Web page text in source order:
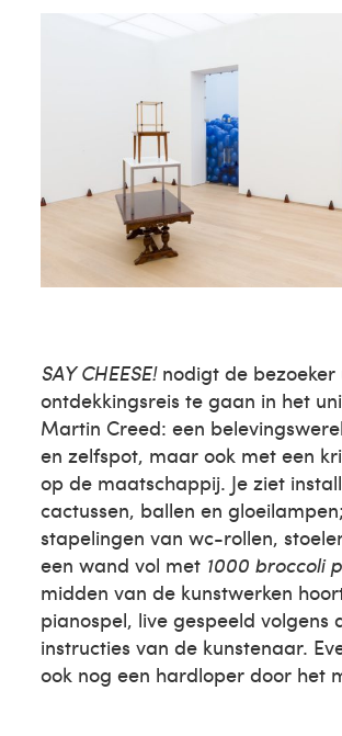
SAY CHEESE!nodigt de bezoeker
ontdekkingsreis te gaan in het
Martin Creed: een
en zelfspot, maar ook met een
op de maatschappij. Je ziet
cactussen, ballen en gloeilampen;
stapelingen van wc-rollen,
een wand vol met 1000 broccoli
midden van de kunstwerken
pianospel, live gespeeld volgens
instructies van de kunstenaar.
ook nog een hardloper door het